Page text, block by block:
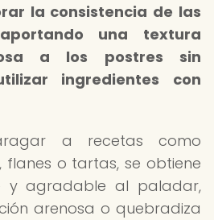
la consistencia de las
una textura
a los postres sin
ingredientes con
a recetas como
flanes o tartas, se obtiene
y agradable al paladar,
arenosa o quebradiza